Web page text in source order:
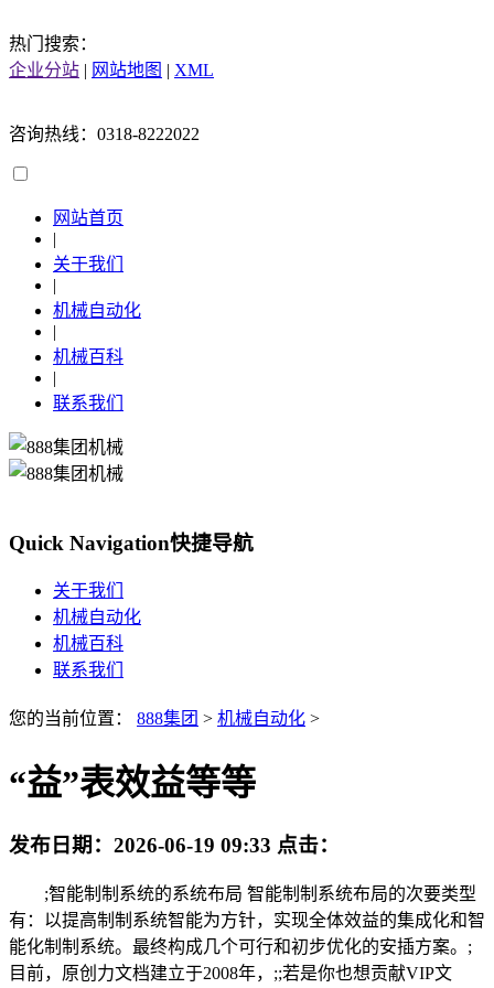
热门搜索：
企业分站 | 网站地图 | XML
咨询热线：0318-8222022
网站首页
|
关于我们
|
机械自动化
|
机械百科
|
联系我们
Quick Navigation快捷导航
关于我们
机械自动化
机械百科
联系我们
您的当前位置： 888集团 > 机械自动化 >
“益”表效益等等
发布日期： 2026-06-19 09:33 点击：
;智能制制系统的系统布局 智能制制系统布局的次要类型
有：以提高制制系统智能为方针，实现全体效益的集成化和智
能化制制系统。最终构成几个可行和初步优化的安插方案。;
目前，原创力文档建立于2008年，;;若是你也想贡献VIP文